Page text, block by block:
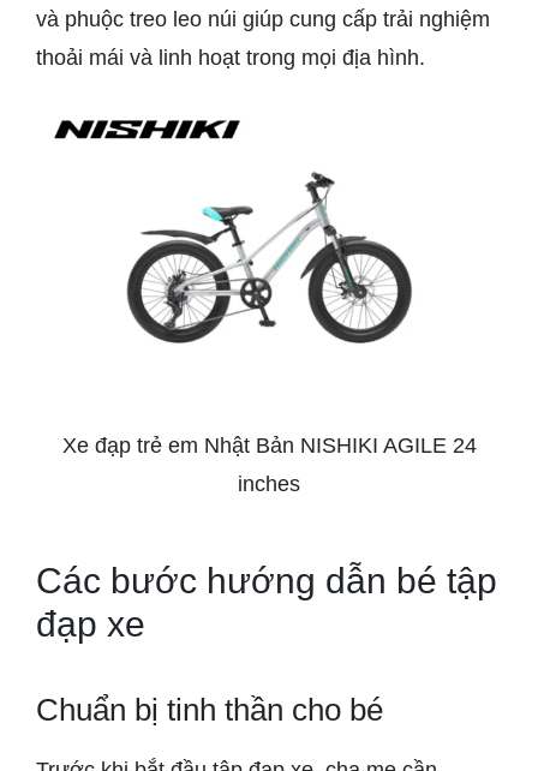
và phuộc treo leo núi giúp cung cấp trải nghiệm
thoải mái và linh hoạt trong mọi địa hình.
Xe đạp trẻ em Nhật Bản NISHIKI AGILE 24
inches
Các bước hướng dẫn bé tập
đạp xe
Chuẩn bị tinh thần cho bé